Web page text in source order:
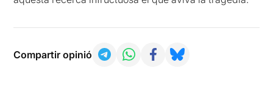
Compartir opinió